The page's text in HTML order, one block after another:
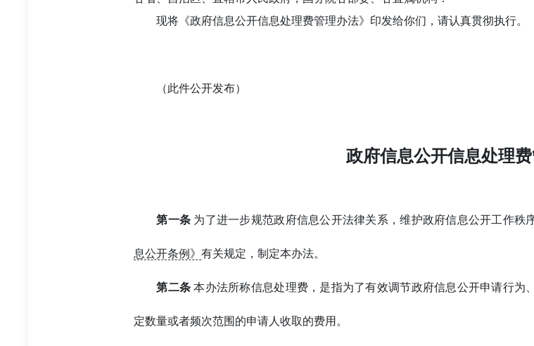
现将《政府信息公开信息处理费管理办法》印发给你们，请认真贯彻执行。
（此件公开发布）
政府信息公开信息处理
第一条 为了进一步规范政府信息公开法律关系，维护政府信息公开工作秩
息公开条例》有关规定，制定本办法。
第二条 本办法所称信息处理费，是指为了有效调节政府信息公开申请行
定数量或者频次范围的申请人收取的费用。